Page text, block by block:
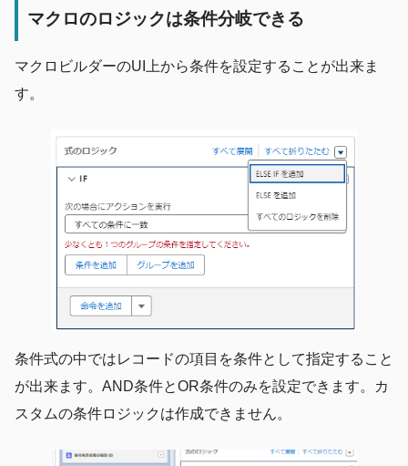
マクロのロジックは条件分岐できる
マクロビルダーのUI上から条件を設定することが出来ま
す。
条件式の中ではレコードの項目を条件として指定すること
が出来ます。AND条件とOR条件のみを設定できます。カ
スタムの条件ロジックは作成できません。